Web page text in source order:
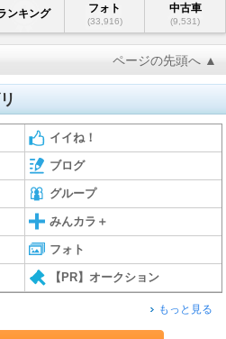
ンキング フォト
(33,916)
中古車
(9,531)
ページの先頭へ ▲
イイね！
ブログ
グループ
みんカラ＋
フォト
【PR】オークション
もっと見る